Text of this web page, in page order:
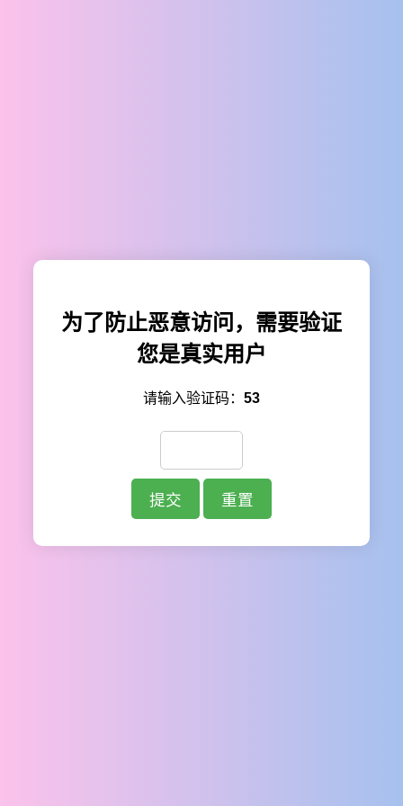
为了防止恶意访问，需要验证
您是真实用户
请输入验证码： 53
提交 重置